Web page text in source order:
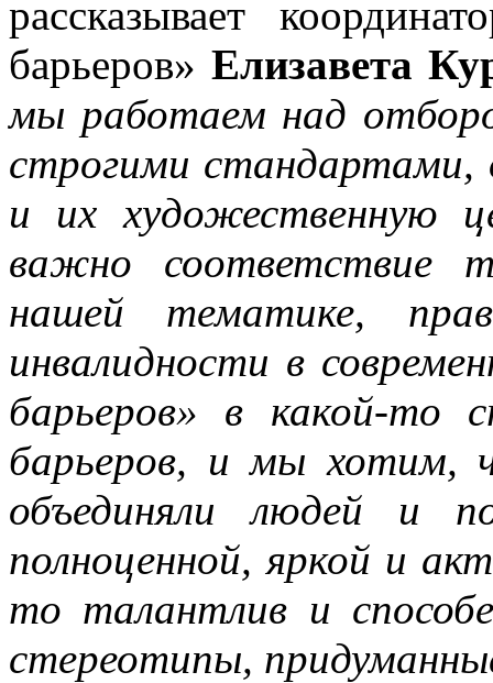
рассказывает
барьеров»Елизавета
мы работаем над
строгими стандартами,
и их художественную
важно соответствие
нашей тематике,
инвалидности в
барьеров» в какой-то
барьеров, и мы хотим,
объединяли людей и
полноценной, яркой и
то талантлив и
стереотипы,